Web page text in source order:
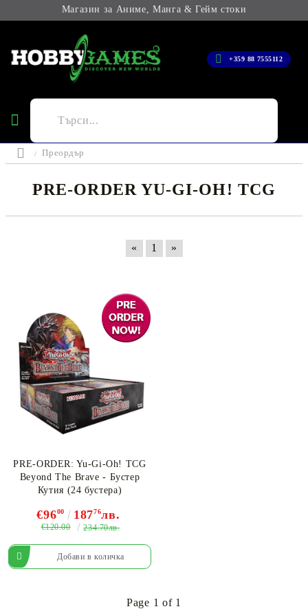
Магазин за Аниме, Манга & Гейм стоки
+359 88 7555112
Преордър
PRE-ORDER YU-GI-OH! TCG
« 1 »
PRE-ORDER: Yu-Gi-Oh! TCG
Beyond The Brave - Бустер
Кутия (24 бустера)
€9600 18776лв.
€120.00 234.70лв.
Page 1 of 1